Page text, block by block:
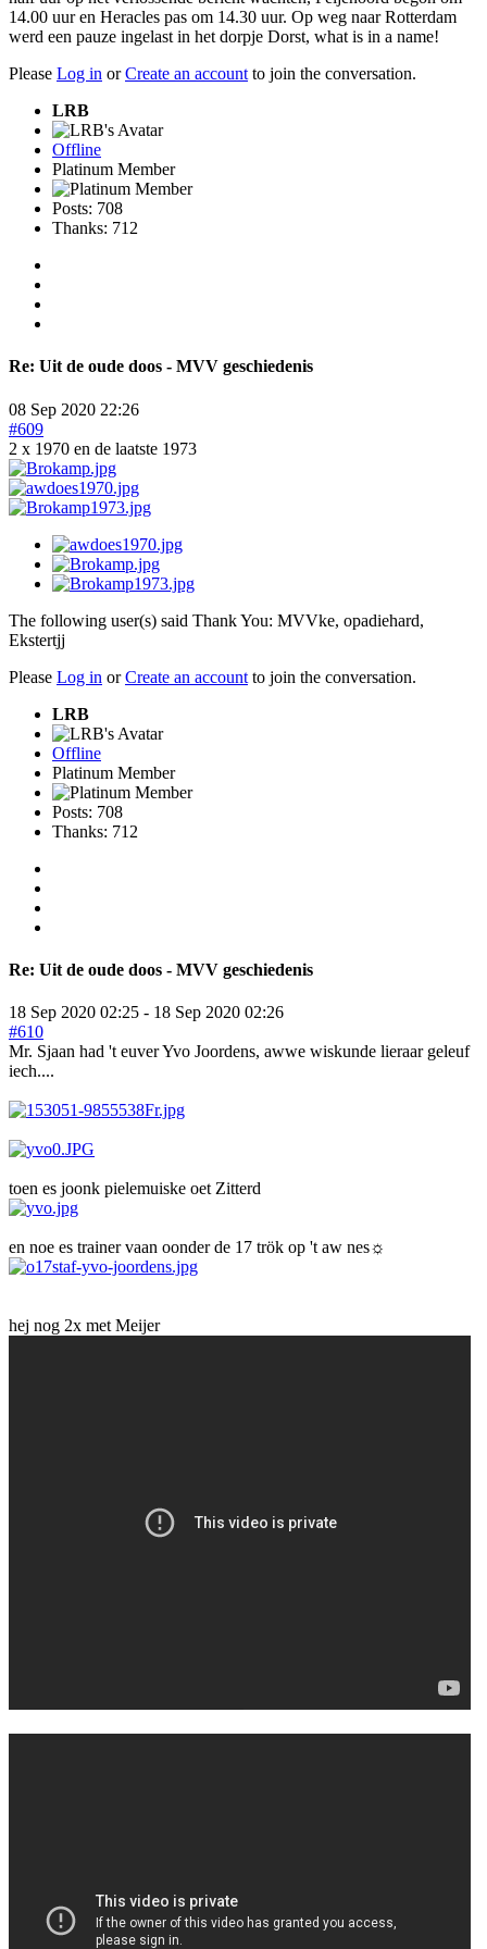
14.00 uur en Heracles pas om 14.30 uur. Op weg naar Rotterdam
werd een pauze ingelast in het dorpje Dorst, what is in a name!
Please Log in orCreate an account to join the conversation.
LRB
Offline
Platinum Member
Posts: 708
Thanks: 712
Re: Uit de oude doos - MVV geschiedenis
08 Sep 2020 22:26
#609
2 x 1970 en de laatste 1973
The following user(s) said Thank You: MVVke, opadiehard,
Ekstertjj
Please Log in orCreate an account to join the conversation.
LRB
Offline
Platinum Member
Posts: 708
Thanks: 712
Re: Uit de oude doos - MVV geschiedenis
18 Sep 2020 02:25 - 18 Sep 2020 02:26
#610
Mr. Sjaan had 't euver Yvo Joordens, awwe wiskunde lieraar geleuf
iech....
toen es joonk pielemuiske oet Zitterd
en noe es trainer vaan oonder de 17 trök op 't aw nes☼
hej nog 2x met Meijer